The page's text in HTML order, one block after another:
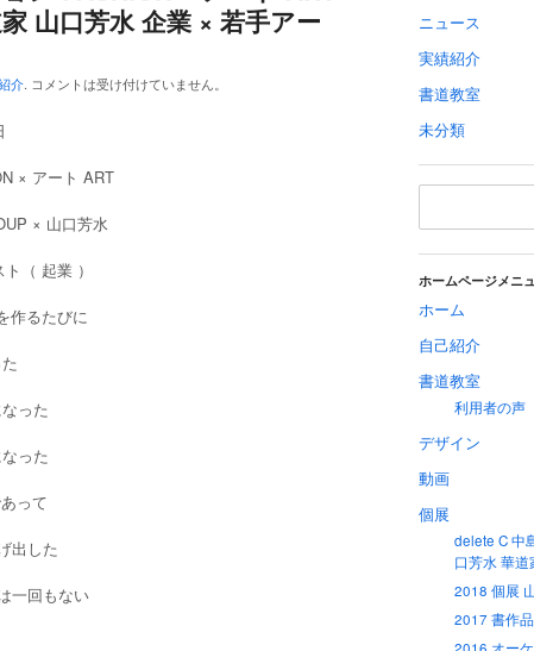
山口芳水 企業 × 若手アー
介. コメントは受け付けていません。
× アート ART
× 山口芳水
（ 起業 ）
作るたびに
った
った
って
出した
一回もない
ニュース
実績紹介
書道教室
未分類
ホームページメニ
ホーム
自己紹介
書道教室
利用者の声
デザイン
動画
個展
delete C 中
口芳水 華道
2018 個展
2017 書作